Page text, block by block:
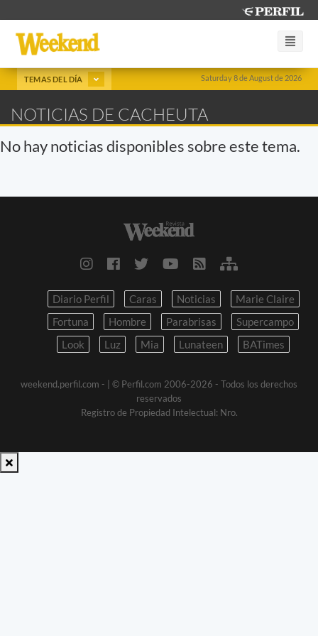
Saturday 8 de August de 2026
TEMAS DEL DÍA
NOTICIAS DE CACHEUTA
No hay noticias disponibles sobre este tema.
Diario Perfil Caras Noticias
Marie Claire
Fortuna
Hombre Parabrisas
Supercampo
Look
Luz Mia Lunateen BATimes
weekend.perfil.com -
| © Perfil.com 2006-2026 - Todos los derechos
reservados
Registro de Propiedad Intelectual: Nro.